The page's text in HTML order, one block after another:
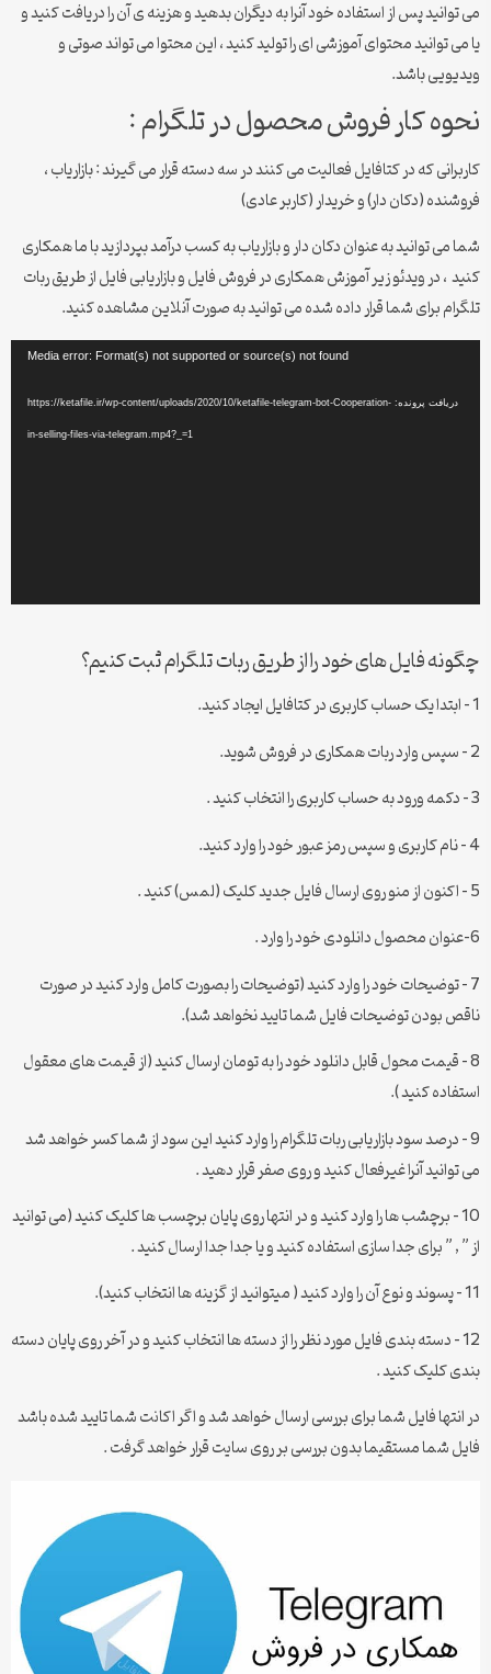
می توانید پس از استفاده خود آنرا به دیگران بدهید و هزینه ی آن را دریافت کنید و
یا می توانید محتوای آموزشی ای را تولید کنید ، این محتوا می تواند صوتی و
ویدیویی باشد.
نحوه کار فروش محصول در تلگرام :
کاربرانی که در کتافایل فعالیت می کنند در سه دسته قرار می گیرند : بازاریاب ،
فروشنده (دکان دار) و خریدار (کاربر عادی)
شما می توانید به عنوان دکان دار و بازاریاب به کسب درآمد بپردازید با ما همکاری
کنید ، در ویدئو زیر آموزش همکاری در فروش فایل و بازاریابی فایل از طریق ربات
تلگرام برای شما قرار داده شده می توانید به صورت آنلاین مشاهده کنید.
Media error: Format(s) not supported or source(s) not found
دریافت پرونده: https://ketafile.ir/wp-content/uploads/2020/10/ketafile-telegram-bot-Cooperation-
in-selling-files-via-telegram.mp4?_=1
چگونه فایل های خود را از طریق ربات تلگرام ثبت کنیم؟
1 – ابتدا یک حساب کاربری در کتافایل ایجاد کنید.
2 – سپس وارد ربات همکاری در فروش شوید.
3 – دکمه ورود به حساب کاربری را انتخاب کنید .
4 – نام کاربری و سپس رمز عبور خود را وارد کنید.
5 – اکنون از منو روی ارسال فایل جدید کلیک (لمس) کنید .
6-عنوان محصول دانلودی خود را وارد .
7 – توضیحات خود را وارد کنید (توضیحات را بصورت کامل وارد کنید در صورت
ناقص بودن توضیحات فایل شما تایید نخواهد شد).
8 – قیمت محول قابل دانلود خود را به تومان ارسال کنید (از قیمت های معقول
استفاده کنید ).
9 – درصد سود بازاریابی ربات تلگرام را وارد کنید این سود از شما کسر خواهد شد
می توانید آنرا غیرفعال کنید و روی صفر قرار دهید .
10 – برچشب ها را وارد کنید و در انتها روی پایان برچسب ها کلیک کنید (می توانید
از ” , ” برای جدا سازی استفاده کنید و یا جدا جدا ارسال کنید .
11 – پسوند و نوع آن را وارد کنید ( میتوانید از گزینه ها انتخاب کنید).
12 – دسته بندی فایل مورد نظر را از دسته ها انتخاب کنید و در آخر روی پایان دسته
بندی کلیک کنید .
در انتها فایل شما برای بررسی ارسال خواهد شد و اگر اکانت شما تایید شده باشد
فایل شما مستقیما بدون بررسی بر روی سایت قرار خواهد گرفت .